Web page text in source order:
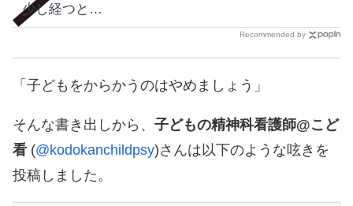
少し経つと…
Recommended by
「子どもをからかうのはやめましょう」
そんな書き出しから、 子どもの精神科看護師@こど
看 (@kodokanchildpsy)さんは以下のような呟きを
投稿しました。